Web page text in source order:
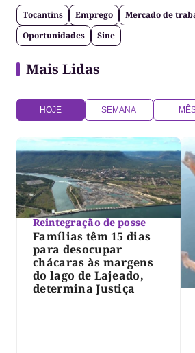
Tocantins Emprego
Mercado de
Oportunidades
Sine
Mais Lidas
HOJE SEMANA
Reintegração de posse
Famílias têm 15 dias
para desocupar
chácaras às margens
do lago de Lajeado,
determina Justiça